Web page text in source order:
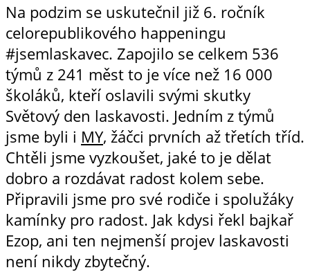
Na podzim se uskutečnil již 6. ročník
celorepublikového happeningu
#jsemlaskavec. Zapojilo se celkem 536
týmů z 241 měst to je více než 16 000
školáků, kteří oslavili svými skutky
Světový den laskavosti. Jedním z týmů
jsme byli i MY, žáčci prvních až třetích tříd.
Chtěli jsme vyzkoušet, jaké to je dělat
dobro a rozdávat radost kolem sebe.
Připravili jsme pro své rodiče i spolužáky
kamínky pro radost. Jak kdysi řekl bajkař
Ezop, ani ten nejmenší projev laskavosti
není nikdy zbytečný.